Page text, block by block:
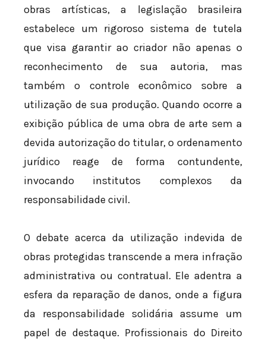
obras artísticas, a legislação brasileira
estabelece um rigoroso sistema de tutela
que visa garantir ao criador não apenas o
reconhecimento de sua autoria, mas
também o controle econômico sobre a
utilização de sua produção. Quando ocorre a
exibição pública de uma obra de arte sem a
devida autorização do titular, o ordenamento
jurídico reage de forma contundente,
invocando institutos complexos da
responsabilidade civil.
O debate acerca da utilização indevida de
obras protegidas transcende a mera infração
administrativa ou contratual. Ele adentra a
esfera da reparação de danos, onde a figura
da responsabilidade solidária assume um
papel de destaque. Profissionais do Direito